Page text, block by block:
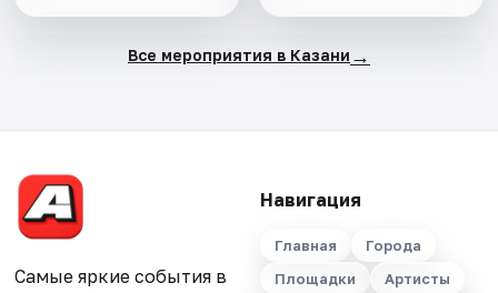
Все мероприятия в Казани →
Самые яркие события в
Навигация
Главная
Города
Площадки
Артисты